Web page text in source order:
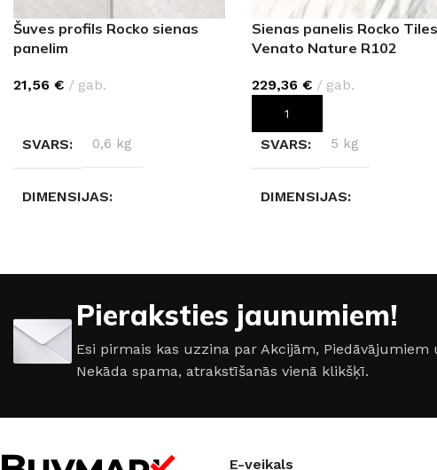
Šuves profils Rocko sienas
panelim
21,56 € gab.
SVARS 0,6 kg
DIMENSIJAS
Sudrabs , Melns ,Balta
Sienas panelis Rocko Tiles
Venato Nature R102
229,36 € gab.
PIEVIENOT GROZAM
SVARS 5 kg
DIMENSIJAS
Venato Nature R102
Pieraksties jaunumiem!
Esi pirmais kas uzzina par Akcijām,
Nekāda spama, atrakstīšanās vienā klikšķī.
E-veikals